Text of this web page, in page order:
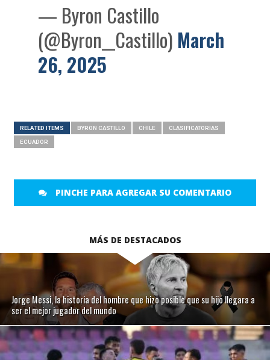
— Byron Castillo
(@Byron__Castillo) March
26, 2025
RELATED ITEMS BYRON CASTILLO CHILE CLASIFICATORIAS
ECUADOR
PINCHE PARA AGREGAR SU COMENTARIO
MÁS DE DESTACADOS
Jorge Messi, la historia del hombre que hizo posible que su hijo llegara a
ser el mejor jugador del mundo